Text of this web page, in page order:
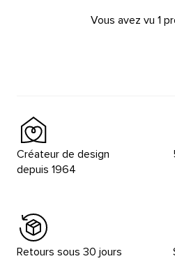
Vous avez vu 1
Créateur de design
depuis 1964
Retours sous 30 jours